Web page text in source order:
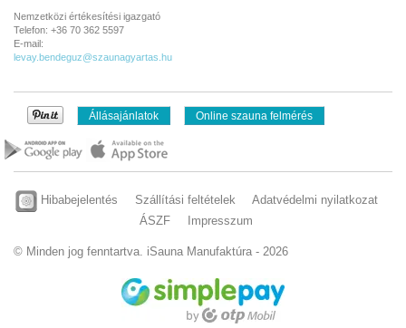
Nemzetközi értékesítési igazgató
Telefon: +36 70 362 5597
E-mail:
levay.bendeguz@szaunagyartas.hu
Állásajánlatok Online szauna felmérés
Hibabejelentés Szállítási feltételek
Adatvédelmi nyilatkozat
ÁSZF
Impresszum
© Minden jog fenntartva. iSauna Manufaktúra - 2026